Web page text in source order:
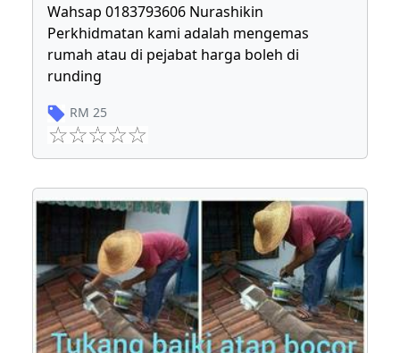
Wahsap 0183793606 Nurashikin
Perkhidmatan kami adalah mengemas
rumah atau di pejabat harga boleh di
runding
RM 25